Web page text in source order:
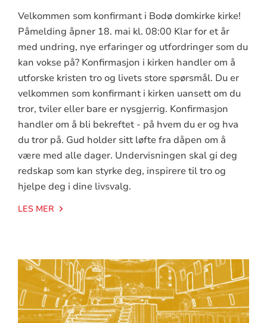
Velkommen som konfirmant i Bodø domkirke kirke!
Påmelding åpner 18. mai kl. 08:00 Klar for et år
med undring, nye erfaringer og utfordringer som du
kan vokse på? Konfirmasjon i kirken handler om å
utforske kristen tro og livets store spørsmål. Du er
velkommen som konfirmant i kirken uansett om du
tror, tviler eller bare er nysgjerrig. Konfirmasjon
handler om å bli bekreftet - på hvem du er og hva
du tror på. Gud holder sitt løfte fra dåpen om å
være med alle dager. Undervisningen skal gi deg
redskap som kan styrke deg, inspirere til tro og
hjelpe deg i dine livsvalg.
LES MER